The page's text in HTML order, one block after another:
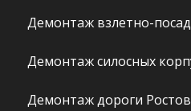
Демонтаж взлетно-
Демонтаж силосных
Демонтаж дороги